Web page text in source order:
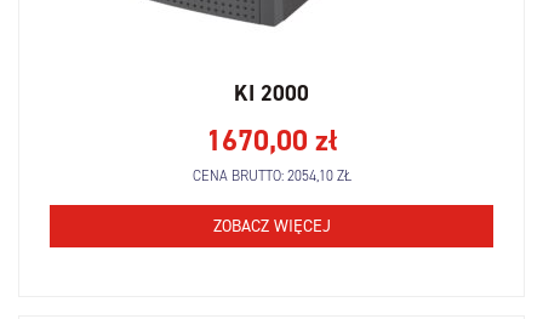
KI 2000
1670,00 zł
CENA BRUTTO:2054,10ZŁ
ZOBACZ WIĘCEJ